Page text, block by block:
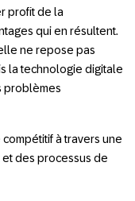
profit de la
qui en résultent.
ne repose pas
la technologie digitale
problèmes
à travers une
des processus de